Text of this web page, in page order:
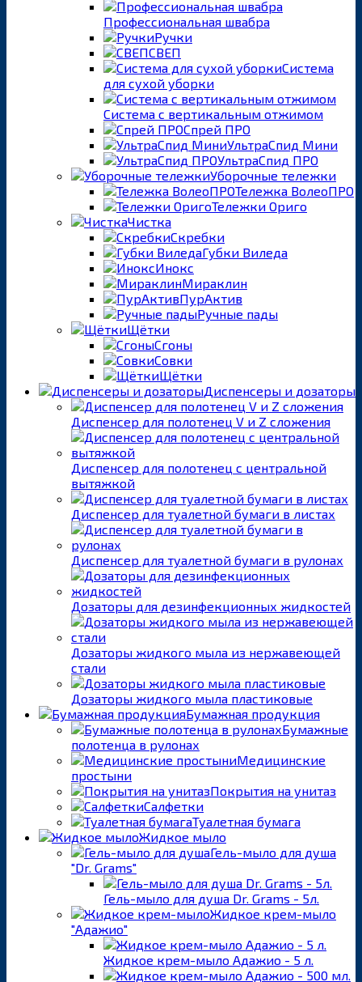
Профессиональная швабра
Ручки
СВЕП
Система
для сухой уборки
Система с вертикальным отжимом
Спрей ПРО
УльтраСпид Мини
УльтраСпид ПРО
Уборочные тележки
Тележка ВолеоПРО
Тележки Ориго
Чистка
Скребки
Губки Виледа
Инокс
Мираклин
ПурАктив
Ручные пады
Щётки
Сгоны
Совки
Щётки
Диспенсеры и дозаторы
Диспенсер для полотенец V и Z сложения
Диспенсер для полотенец с центральной
вытяжкой
Диспенсер для туалетной бумаги в листах
Диспенсер для туалетной бумаги в рулонах
Дозаторы для дезинфекционных жидкостей
Дозаторы жидкого мыла из нержавеющей
стали
Дозаторы жидкого мыла пластиковые
Бумажная продукция
Бумажные
полотенца в рулонах
Медицинские
простыни
Покрытия на унитаз
Салфетки
Туалетная бумага
Жидкое мыло
Гель-мыло для душа
"Dr. Grams"
Гель-мыло для душа Dr. Grams - 5л.
Жидкое крем-мыло
"Адажио"
Жидкое крем-мыло Адажио - 5 л.